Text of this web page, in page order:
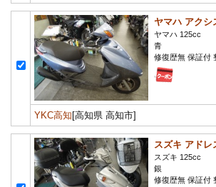
ヤマハ アクシ
ヤマハ 125cc
青
修復歴無 保証付
YKC高知 [高知県 高知市]
スズキ アドレ
スズキ 125cc
銀
修復歴無 保証付